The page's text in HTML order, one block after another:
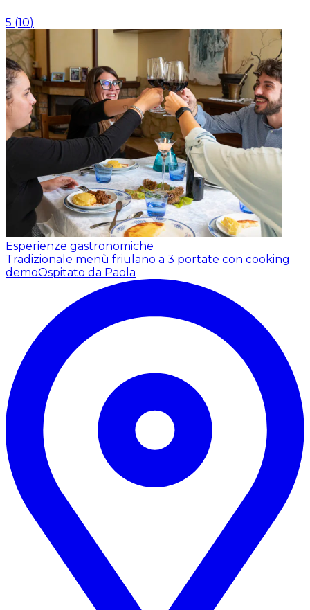
5 (10)
Esperienze gastronomiche
Tradizionale menù friulano a 3 portate con cooking
demoOspitato da Paola